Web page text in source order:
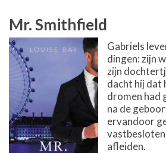
Mr. Smithfield
Gabriels
dingen: zijn
zijn
dacht hij dat
dromen had
na de
ervandoor
afleiden.